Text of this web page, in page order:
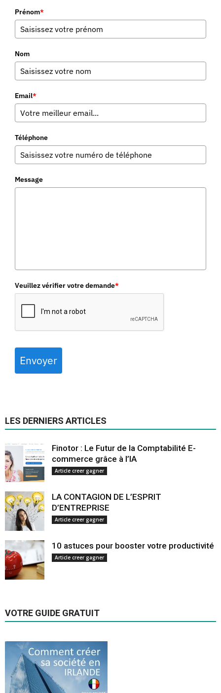
Prénom*
Nom
Email*
Téléphone
Message
Veuillez vérifier votre demande*
Envoyer
LES DERNIERS ARTICLES
Finotor : Le Futur de la Comptabilité E-
commerce grâce à l’IA
Article creer gagner
LA CONTAGION DE L’ESPRIT
D’ENTREPRISE
Article creer gagner
10 astuces pour booster votre productivité
Article creer gagner
VOTRE GUIDE GRATUIT